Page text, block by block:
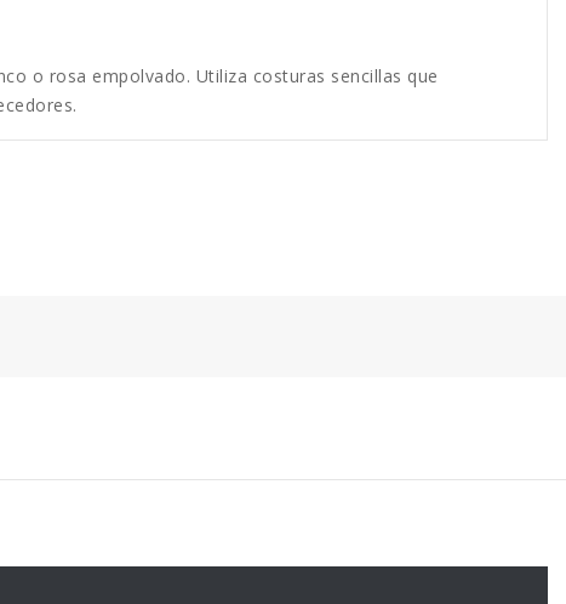
o rosa empolvado. Utiliza costuras sencillas que